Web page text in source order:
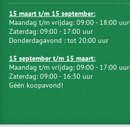
15 maart t/m 15 september:
Maandag t/m vrijdag: 09:00 - 18:00 uur
Zaterdag: 09:00 - 17:00 uur
Donderdagavond : tot 20:00 uur
15 september t/m 15 maart:
Maandag t/m vrijdag: 09:00 - 17:00 uur
Zaterdag: 09:00 - 16:30 uur
Géén koopavond!